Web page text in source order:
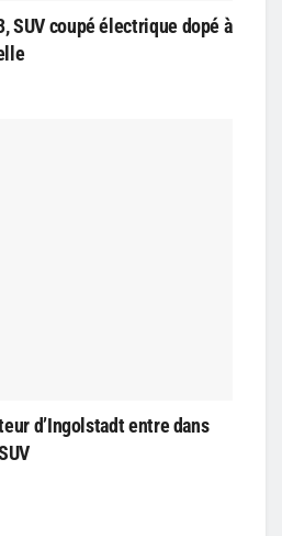
SUV coupé électrique dopé à
d’Ingolstadt entre dans